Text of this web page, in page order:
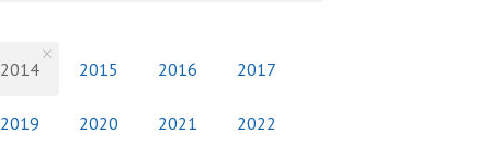
2014 2015 2016 2017
2019 2020 2021 2022